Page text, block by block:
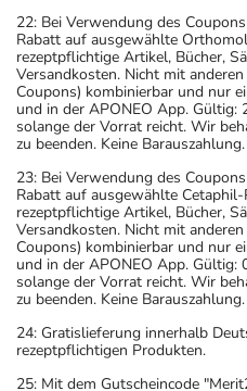
Aufbewahrung
Aufbewahrung
Das Arzneimittel muss
- vor Hitze geschützt
- im Dunkeln (z.B. im
aufbewahrt werden.
Wichtige Hinweise
Was sollten Sie beachten?
- Vorsicht: Vermeiden Sie die
- Vermeiden Sie übermäßige
Solarien oder bei
Haut während der
22: Bei Verwendung des
Rabatt auf ausgewählte
rezeptpflichtige Artikel, Bücher,
Versandkosten. Nicht mit
Coupons) kombinierbar und nur
und in der APONEO App. Gültig:
solange der Vorrat reicht. Wir
zu beenden. Keine Barauszahlung.
23: Bei Verwendung des
Rabatt auf ausgewählte
rezeptpflichtige Artikel, Bücher,
Versandkosten. Nicht mit
Coupons) kombinierbar und nur
und in der APONEO App. Gültig:
solange der Vorrat reicht. Wir
zu beenden. Keine Barauszahlung.
24: Gratislieferung innerhalb
rezeptpflichtigen Produkten.
25: Mit dem Gutscheincode